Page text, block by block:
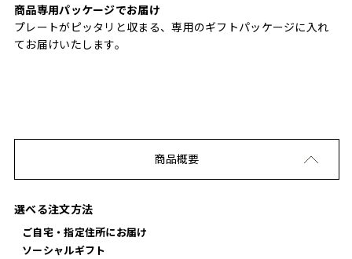
商品専用パッケージでお届け
プレートがピッタリと収まる、専用のギフトパッケージに入れ
てお届けいたします。
商品概要
選べる注文方法
ご自宅・指定住所にお届け
ソーシャルギフト